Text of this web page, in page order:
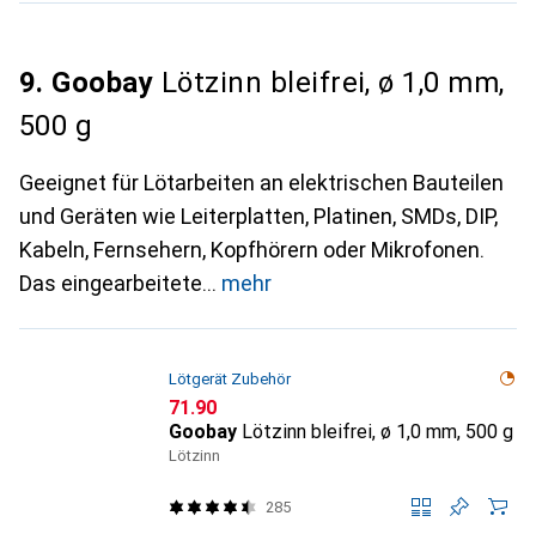
9. Goobay Lötzinn bleifrei, ø 1,0 mm,
500 g
Geeignet für Lötarbeiten an elektrischen Bauteilen
und Geräten wie Leiterplatten, Platinen, SMDs, DIP,
Kabeln, Fernsehern, Kopfhörern oder Mikrofonen.
Das eingearbeitete
mehr
Lötgerät Zubehör
CHF
71.90
Goobay Lötzinn bleifrei, ø 1,0 mm, 500 g
Lötzinn
285